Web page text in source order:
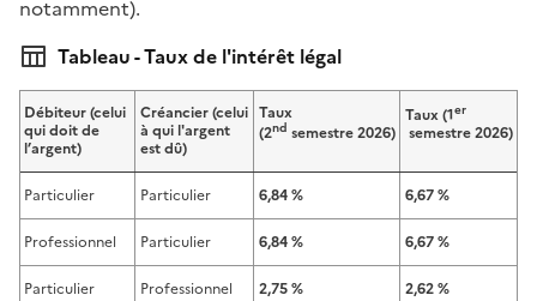
notamment).
Tableau - Taux de l'intérêt légal
Débiteur (celui
qui doit de
l’argent)
Créancier (celui
à qui l'argent
est dû)
Taux
(2nd semestre 2026)
Taux (1er
semestre 2026)
Particulier Particulier 6,84 % 6,67 %
Professionnel Particulier 6,84 % 6,67 %
Particulier Professionnel 2,75 % 2,62 %